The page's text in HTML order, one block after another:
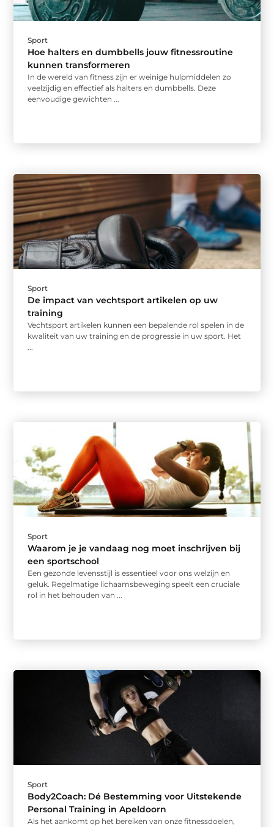
Sport
Hoe halters en dumbbells jouw fitnessroutine
kunnen transformeren
In de wereld van fitness zijn er weinige hulpmiddelen zo
veelzijdig en effectief als halters en dumbbells. Deze
eenvoudige gewichten ...
Sport
De impact van vechtsport artikelen op uw
training
Vechtsport artikelen kunnen een bepalende rol spelen in de
kwaliteit van uw training en de progressie in uw sport. Het
...
Sport
Waarom je je vandaag nog moet inschrijven bij
een sportschool
Een gezonde levensstijl is essentieel voor ons welzijn en
geluk. Regelmatige lichaamsbeweging speelt een cruciale
rol in het behouden van ...
Sport
Body2Coach: Dé Bestemming voor Uitstekende
Personal Training in Apeldoorn
Als het aankomt op het bereiken van onze fitnessdoelen,